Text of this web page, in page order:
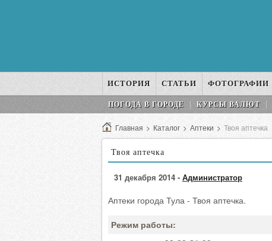
ИСТОРИЯ СТАТЬИ ФОТОГРАФИИ
ПОГОДА В ГОРОДЕ КУРСЫ ВАЛЮТ
Главная > Каталог > Аптеки > Твоя аптечка
Твоя аптечка
31 декабря 2014 - Администратор
Аптеки города Тула - Твоя аптечка.
Режим работы: